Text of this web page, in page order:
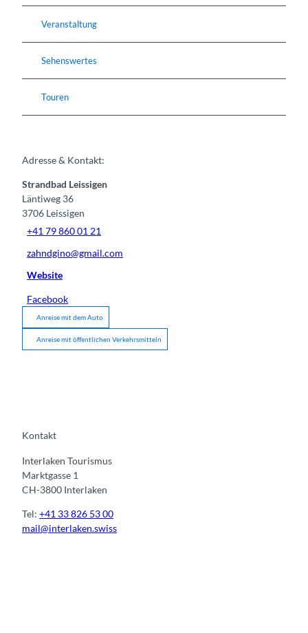
Veranstaltung
Sehenswertes
Touren
Adresse & Kontakt:
Strandbad Leissigen
Läntiweg 36
3706 Leissigen
+41 79 860 01 21
zahndgino@gmail.com
Website
Facebook
Anreise mit dem Auto
Anreise mit öffentlichen Verkehrsmitteln
Kontakt
Interlaken Tourismus
Marktgasse 1
CH-3800 Interlaken
Tel: +41 33 826 53 00
mail@interlaken.swiss